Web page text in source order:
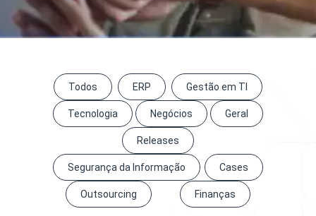
Todos ERP Gestão em TI
Tecnologia Negócios Geral
Releases
Segurança da Informação Cases
Outsourcing Finanças